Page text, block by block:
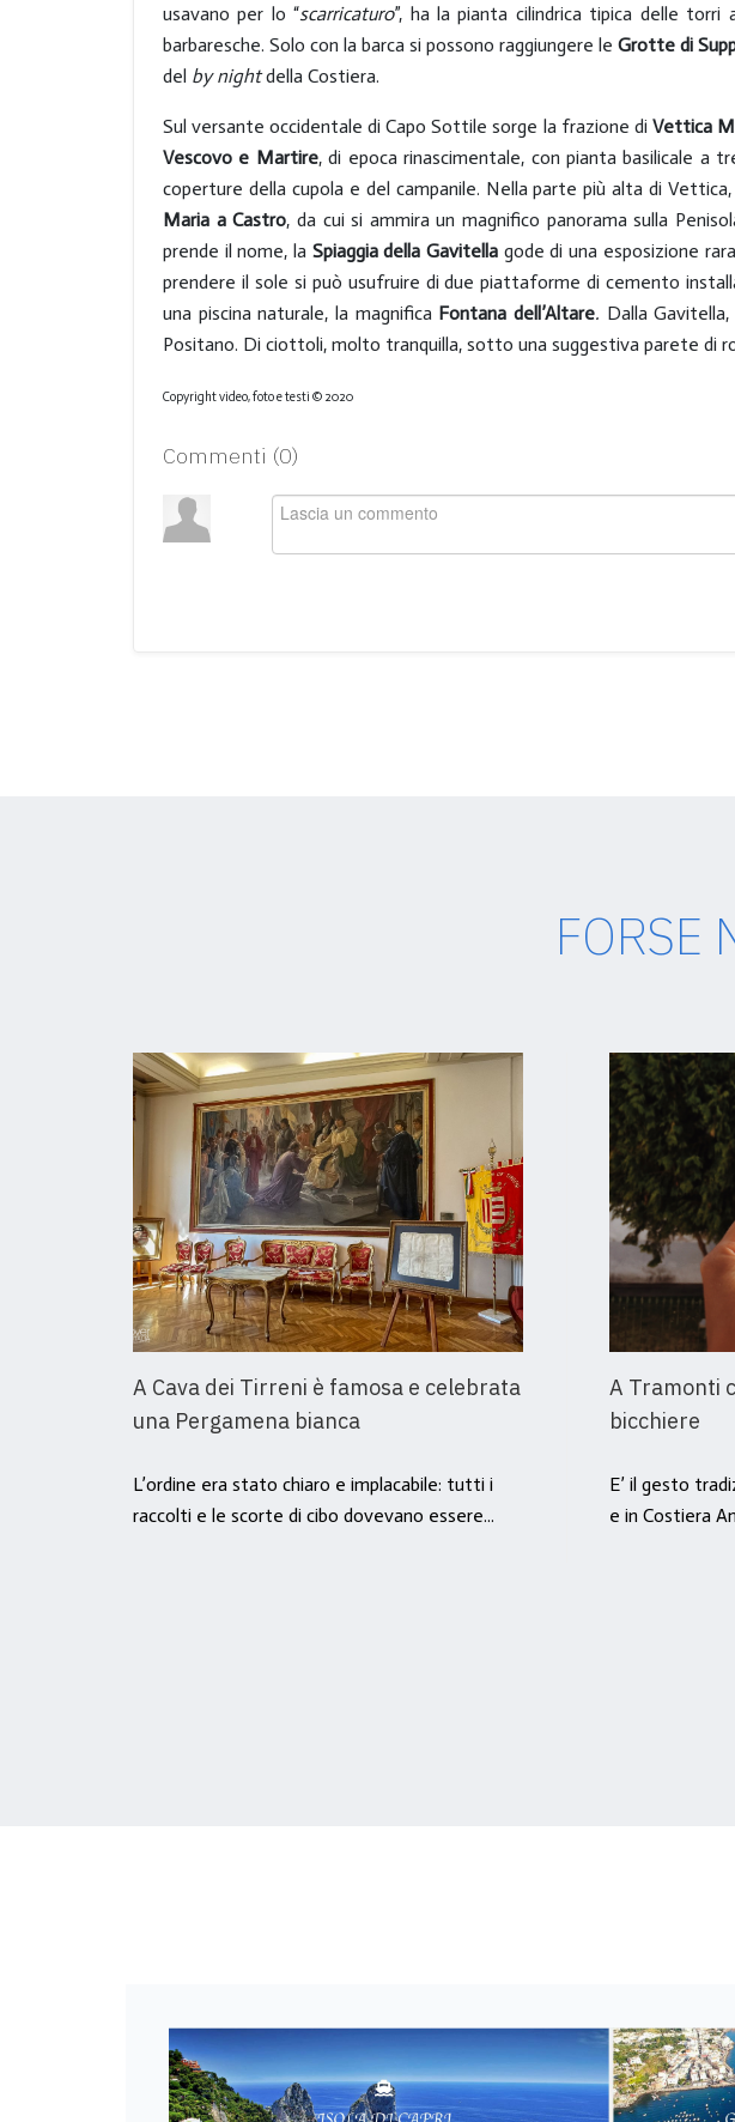
usavano per lo “scarricaturo”, ha la pianta cilindrica tipica delle
barbaresche. Solo con la barca si possono raggiungere le Grotte di
del by nightdella Costiera.
Sul versante occidentale di Capo Sottile sorge la frazione di Vettica
Vescovo e Martire, di epoca rinascimentale, con pianta basilicale a
coperture della cupola e del campanile. Nella parte più alta di
Maria a Castro, da cui si ammira un magnifico panorama sulla
prende il nome, la Spiaggia della Gavitella gode di una esposizione
prendere il sole si può usufruire di due piattaforme di cemento
una piscina naturale, la magnifica Fontana dell’Altare. Dalla
Positano. Di ciottoli, molto tranquilla, sotto una suggestiva parete di
Copyright video, foto e testi © 2020
Commenti (0)
FORSE
A Cava dei Tirreni è famosa e celebrata
una Pergamena bianca
L’ordine era stato chiaro e implacabile: tutti i
raccolti e le scorte di cibo dovevano essere...
A Tramonti
bicchiere
E’ il gesto
e in Costiera